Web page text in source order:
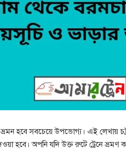
ভ্রমন হবে সবচেয়ে উপভোগ্য। এই লেখায়
হবে। অপনি যদি উক্ত রুটে ট্রেনে